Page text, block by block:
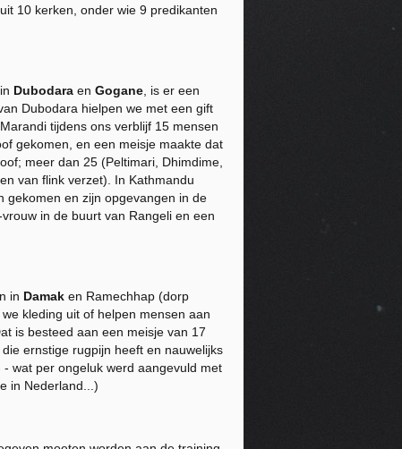
10 kerken, onder wie 9 predikanten
Dubodara en Gogane , is er een
Dubodara hielpen we met een gift
tijdens ons verblijf 15 mensen
gekomen, en een meisje maakte dat
meer dan 25 (Peltimari, Dhimdime,
van flink verzet). In Kathmandu
gekomen en zijn opgevangen in de
in de buurt van Rangeli en een
in Damak en Ramechhap (dorp
kleding uit of helpen mensen aan
is besteed aan een meisje van 17
ernstige rugpijn heeft en nauwelijks
wat per ongeluk werd aangevuld met
in Nederland...)